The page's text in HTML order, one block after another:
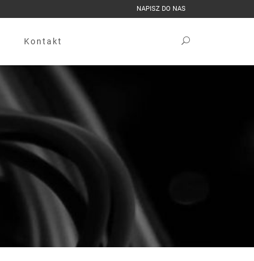
NAPISZ DO NAS
Kontakt